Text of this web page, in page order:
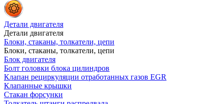
Детали двигателя
Детали двигателя
Блоки, стаканы, толкатели, цепи
Блоки, стаканы, толкатели, цепи
Блок двигателя
Болт головки блока цилиндров
Клапан рециркуляции отработанных газов EGR
Клапанные крышки
Стакан форсунки